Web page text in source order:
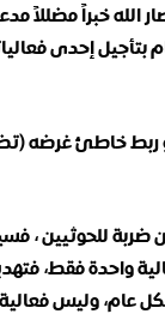
الله خبراً مضللاً
2020 قد قام بتأجيل إحدى
ربط خاطئ غرضه
ضربة للحوثيين ،
واحدة فقط،
عام، وليس